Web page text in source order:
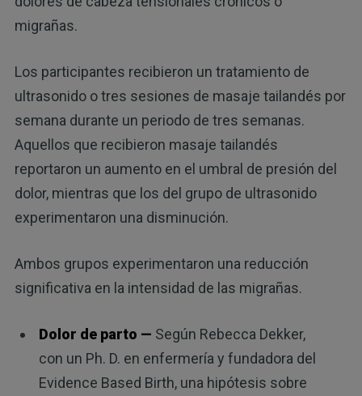
migrañas.
Los participantes recibieron un tratamiento de
ultrasonido o tres sesiones de masaje tailandés por
semana durante un periodo de tres semanas.
Aquellos que recibieron masaje tailandés
reportaron un aumento en el umbral de presión del
dolor, mientras que los del grupo de ultrasonido
experimentaron una disminución.
Ambos grupos experimentaron una reducción
significativa en la intensidad de las migrañas.
Dolor de parto — Según Rebecca Dekker,
con un Ph. D. en enfermería y fundadora del
Evidence Based Birth, una hipótesis sobre